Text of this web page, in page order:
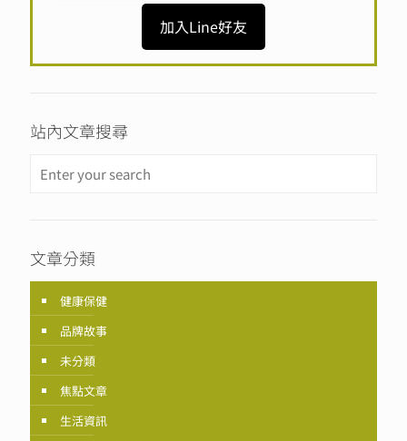
加入Line好友
站內文章搜尋
文章分類
健康保健
品牌故事
未分類
焦點文章
生活資訊